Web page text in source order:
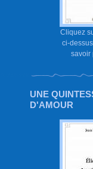
Cliquez
ci-
savoir
UNE
D'AMOUR